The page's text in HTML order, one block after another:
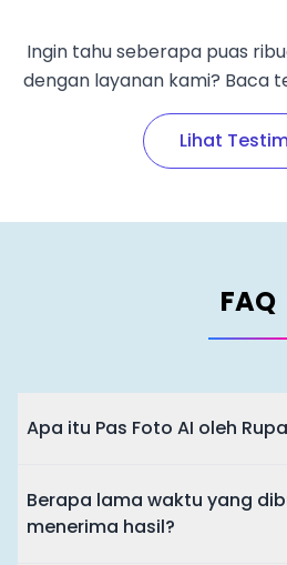
Ingin tahu seberapa puas
dengan layanan kami? Baca
Lihat
FAQ
Apa itu Pas Foto AI oleh
Berapa lama waktu yang
menerima hasil?